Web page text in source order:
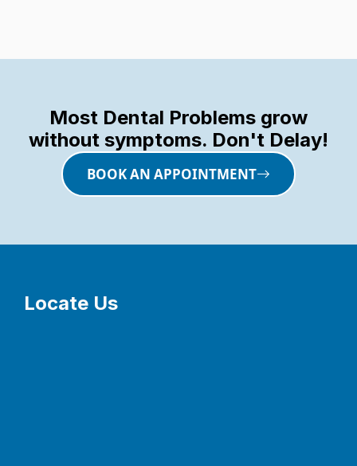
Most Dental Problems grow
without symptoms. Don't Delay!
BOOK AN APPOINTMENT
Locate Us